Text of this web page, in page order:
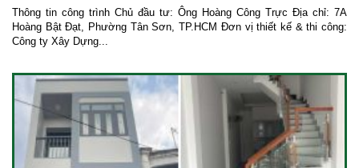
Thông tin công trình Chủ đầu tư: Ông Hoàng Công Trực Địa chỉ: 7A
Hoàng Bật Đạt, Phường Tân Sơn, TP.HCM Đơn vị thiết kế & thi công:
Công ty Xây Dựng...